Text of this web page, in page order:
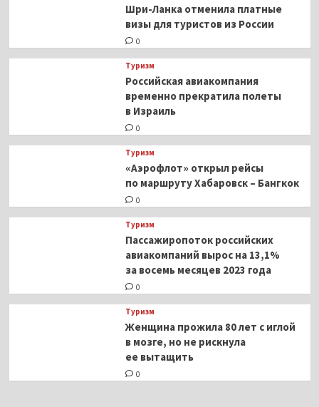
Шри-Ланка отменила платные
визы для туристов из России
0
Туризм
Российская авиакомпания
временно прекратила полеты
в Израиль
0
Туризм
«Аэрофлот» открыл рейсы
по маршруту Хабаровск – Бангкок
0
Туризм
Пассажиропоток российских
авиакомпаний вырос на 13,1%
за восемь месяцев 2023 года
0
Туризм
Женщина прожила 80 лет с иглой
в мозге, но не рискнула
ее вытащить
0